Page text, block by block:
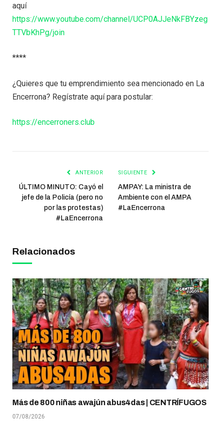
aquí
https://www.youtube.com/channel/UCP0AJJeNkFBYzeg
TTVbKhPg/join
****
¿Quieres que tu emprendimiento sea mencionado en La
Encerrona? Regístrate aquí para postular:
https://encerroners.club
ANTERIOR
ÚLTIMO MINUTO: Cayó el
jefe de la Policía (pero no
por las protestas)
#LaEncerrona
SIGUIENTE
AMPAY: La ministra de
Ambiente con el AMPA
#LaEncerrona
Relacionados
Más de 800 niñas awajún abus4das | CENTRÍFUGOS
07/08/2026